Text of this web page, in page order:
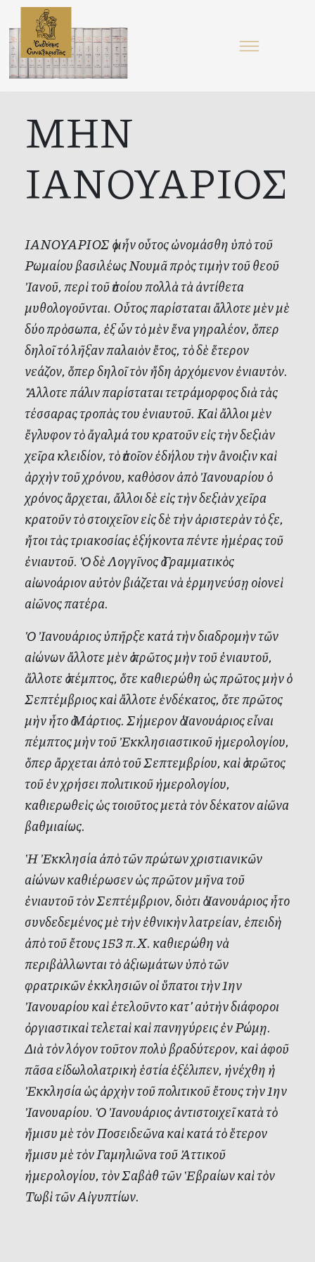
ΜΗΝ
ΙΑΝΟΥΑΡΙΟΣ
ΙΑΝΟΥΑΡΙΟΣ ὁ μἦν οὗτος ὠνομάσθη ὑπὸ τοῦ
Ρωμαίου βασιλέως Νουμᾶ πρὸς τιμὴν τοῦ θεοῦ
Ἰανοῦ, περὶ τοῦ ὁποίου πολλὰ τὰ ἀντίθετα
μυθολογοῦνται. Οὗτος παρίσταται ἄλλοτε μὲν μὲ
δύο πρὸσωπα, ἐξ ὧν τὸ μὲν ἕνα γηραλέον, ὅπερ
δηλοῖ τό λῆξαν παλαιὸν ἔτος, τὸ δὲ ἕτερον
νεάζον, ὅπερ δηλοῖ τὸν ἤδη ἀρχόμενον ἐνιαυτὸν.
Ἂλλοτε πάλιν παρίσταται τετράμορφος διὰ τὰς
τέσσαρας τροπὰς του ἐνιαυτοῦ. Καὶ ἄλλοι μὲν
ἔγλυφον τὸ ἄγαλμά του κρατοῦν εἰς τὴν δεξιὰν
χεῖρα κλειδίον, τὸ ὁποῖον ἐδήλου τὴν ἂνοιξιν καὶ
ἀρχὴν τοῦ χρόνου, καθὸσον ἀπὸ Ἰανουαρίου ὁ
χρόνος ἄρχεται, ἄλλοι δὲ εἰς τὴν δεξιὰν χεῖρα
κρατοῦν τὸ στοιχεῖον εἰς δὲ τὴν ἀριστερὰν τὸ ξε,
ἤτοι τὰς τριακοσίας ἑξήκοντα πέντε ἡμέρας τοῦ
ἐνιαυτοῦ. Ὁ δὲ Λογγῖνος ὁ Γραμματικὸς
αἰωνοάριον αὐτὸν βιάζεται νὰ ἑρμηνεύσῃ οἱονεὶ
αἰῶνος πατέρα.
Ὁ Ἰανουάριος ὑπῆρξε κατά τὴν διαδρομὴν τῶν
αἰώνων ἄλλοτε μὲν ὁ πρῶτος μὴν τοῦ ἐνιαυτοῦ,
ἄλλοτε ὁ πέμπτος, ὅτε καθιερώθη ὡς πρῶτος μὴν ὁ
Σεπτέμβριος καὶ ἄλλοτε ἑνδέκατος, ὅτε πρῶτος
μὴν ἦτο ὁ Μάρτιος. Σήμερον ὁ Ἰανουάριος εἶναι
πέμπτος μὴν τοῦ Ἐκκλησιαστικοῦ ἡμερολογίου,
ὅπερ ἄρχεται ἀπὸ τοῦ Σεπτεμβρίου, καὶ ὁ πρῶτος
τοῦ ἐν χρήσει πολιτικοῦ ἡμερολογίου,
καθιερωθεὶς ὡς τοιοῦτος μετὰ τὸν δέκατον αἰῶνα
βαθμιαίως.
Ἡ Ἐκκλησία ἀπὸ τῶν πρώτων χριστιανικῶν
αἰώνων καθιέρωσεν ὡς πρῶτον μῆνα τοῦ
ἐνιαυτοῦ τὸν Σεπτέμβριον, διὸτι ὁ Ἰανουάριος ἦτο
συνδεδεμένος μὲ τὴν ἐθνικὴν λατρείαν, ἐπειδὴ
ἀπὸ τοῦ ἔτους 153 π.Χ. καθιερώθη νὰ
περιβὰλλωνται τὸ ἀξιωμάτων ὑπὸ τῶν
φρατρικῶν ἐκκλησιῶν οἱ ὕπατοι τὴν 1ην
Ἰανουαρίου καὶ ἐτελοῦντο κατ’ αὐτὴν διάφοροι
ὀργιαστικαὶ τελεταὶ καὶ πανηγύρεις ἐν Ρώμῃ.
Διὰ τὸν λόγον τοῦτον πολὺ βραδύτερον, καὶ ἀφοῦ
πᾶσα εἰδωλολατρικὴ ἑστία ἐξέλιπεν, ἠνέχθη ἡ
Ἐκκλησία ὡς ἀρχὴν τοῦ πολιτικοῦ ἔτους τὴν 1ην
Ἰανουαρίου. Ὁ Ἰανουάριος ἀντιστοιχεῖ κατὰ τὸ
ἥμισυ μὲ τὸν Ποσειδεῶνα καὶ κατά τὸ ἕτερον
ἥμισυ μὲ τὸν Γαμηλιῶνα τοῦ Ἀττικοῦ
ἡμερολογίου, τὸν Σαβὰθ τῶν Ἑβραίων καὶ τὸν
Τωβὶ τῶν Αἰγυπτίων.